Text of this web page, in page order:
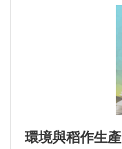
環境與稻作生產